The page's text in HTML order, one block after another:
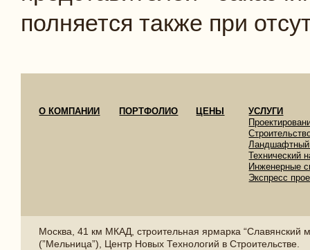
полняется также при
О КОМПАНИИ ПОРТФОЛИО ЦЕНЫ
УСЛУГИ
Ландшафтный
Технический
Инженерные
Экспресс
Москва, 41 км МКАД, строительная ярмарка “Славянский
(”Мельница”), Центр Новых Технологий в Строительстве.